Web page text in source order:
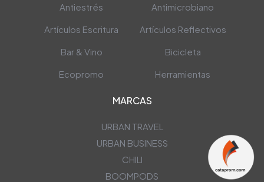
Antiestrés
Antimicrobiano
Artículos Escritura
Artículos Reflectivos
Bar & Vino
Bicicleta
Ecopromo
Herramientas
MARCAS
URBAN TRAVEL
URBAN BUSINESS
CHILI
BOOMPODS